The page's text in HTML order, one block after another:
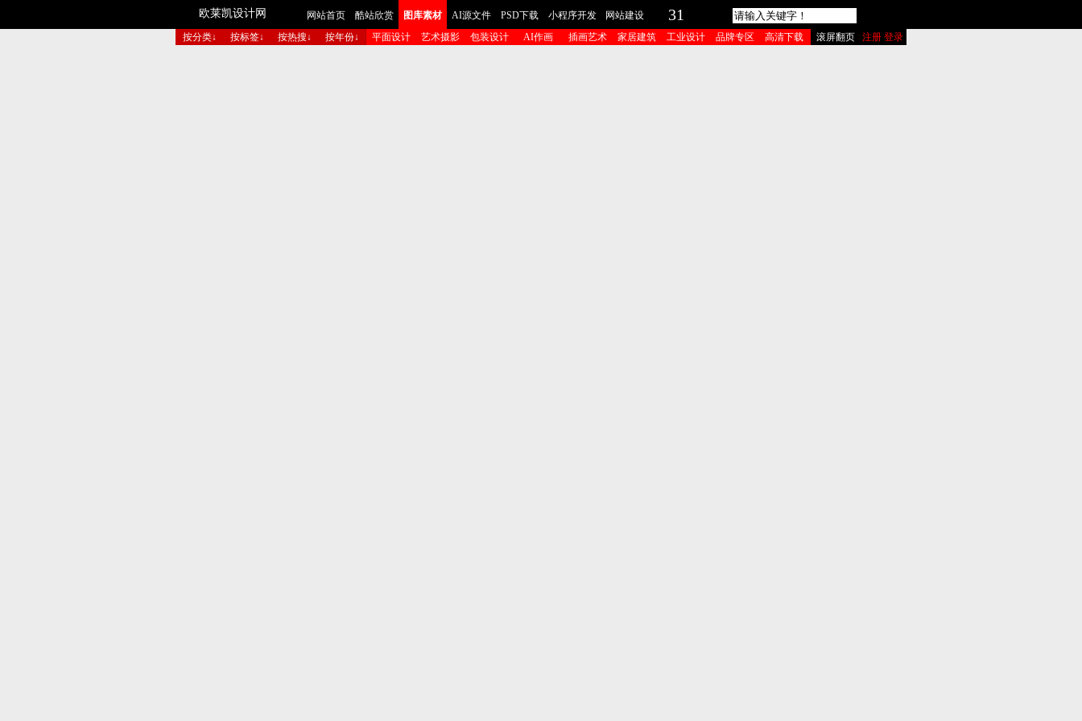
欧莱凯设计网 网站首页 酷站欣赏 图库素材 AI源文件 PSD下载 小程序开发 网站建设 31
按分类↓ 按标签↓ 按热搜↓ 按年份↓ 平面设计 艺术摄影 包装设计 AI作画 插画艺术 家居建筑 工业设计 品牌专区 高清下载 注册 登录
滚屏翻页